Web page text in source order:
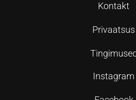
Kontakt
Privaatsus
Instagram